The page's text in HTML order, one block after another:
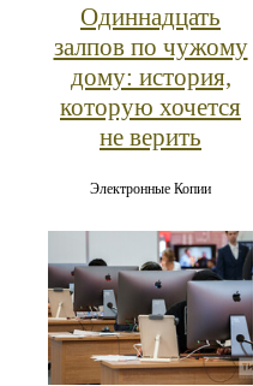
Одиннадцать
залпов по чужому
дому: история,
которую хочется
не верить
Электронные Копии